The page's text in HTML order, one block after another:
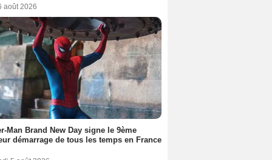
août 2026
Man Brand New Day signe le 9ème
démarrage de tous les temps en France